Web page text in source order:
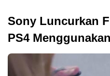
Sony Luncurkan
PS4